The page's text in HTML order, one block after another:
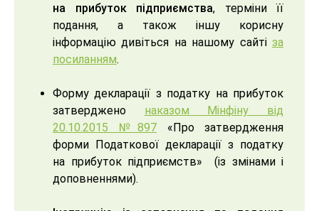
на прибуток підприємства, терміни її
подання, а також іншу корисну
інформацію дивіться на нашому сайті за
посиланням.
Форму декларації з податку на прибуток
затверджено наказом Мінфіну від
20.10.2015 №897 «Про затвердження
форми Податкової декларації з податку
на прибуток підприємств» (із змінами і
доповненнями).